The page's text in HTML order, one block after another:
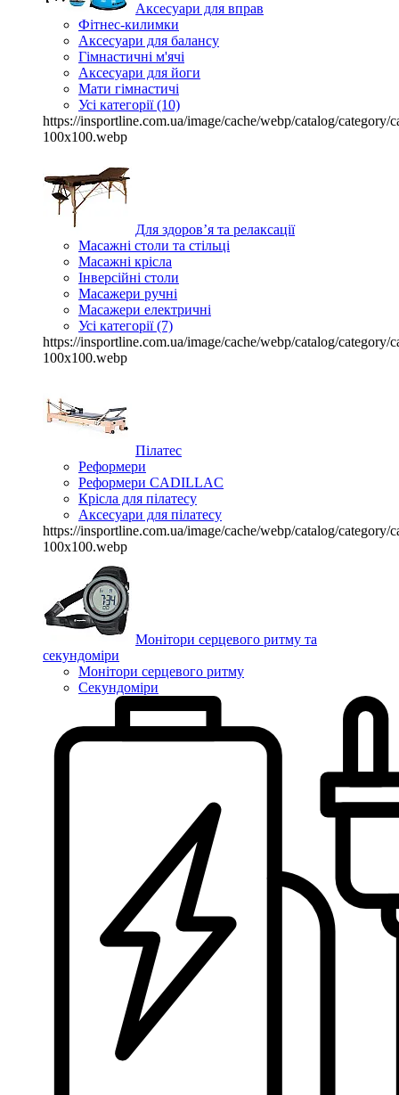
Аксесуари для вправ
Фітнес-килимки
Аксесуари для балансу
Гімнастичні м'ячі
Аксесуари для йоги
Мати гімнастичі
Усі категорії (10)
https://insportline.com.ua/image/cache/webp/catalog/category/
100x100.webp
Для здоров’я та релаксації
Масажні столи та стільці
Масажні крісла
Інверсійні столи
Масажери ручні
Масажери електричні
Усі категорії (7)
https://insportline.com.ua/image/cache/webp/catalog/category/
100x100.webp
Пілатес
Реформери
Реформери CADILLAC
Крісла для пілатесу
Аксесуари для пілатесу
https://insportline.com.ua/image/cache/webp/catalog/category/
100x100.webp
Монітори серцевого ритму та
секундоміри
Монітори серцевого ритму
Секундоміри